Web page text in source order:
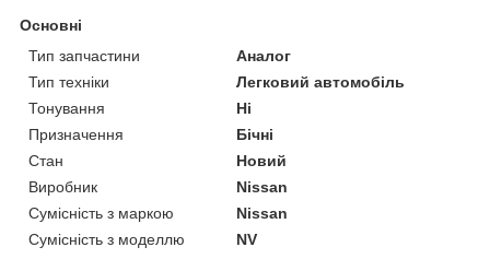
Основні
Тип запчастини
Аналог
Тип техніки
Легковий автомобіль
Тонування
Ні
Призначення
Бічні
Стан
Новий
Виробник
Nissan
Сумісність з маркою
Nissan
Сумісність з моделлю
NV